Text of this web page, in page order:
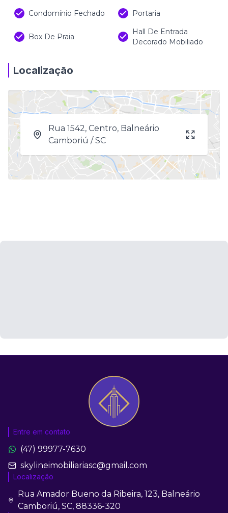
Condomínio Fechado
Portaria
Box De Praia
Hall De Entrada
Decorado Mobiliado
Localização
Rua 1542, Centro, Balneário
Camboriú / SC
Entre em contato
(47) 99977-7630
skylineimobiliariasc@gmail.com
Localização
Rua Amador Bueno da Ribeira, 123, Balneário
Camboriú, SC, 88336-320